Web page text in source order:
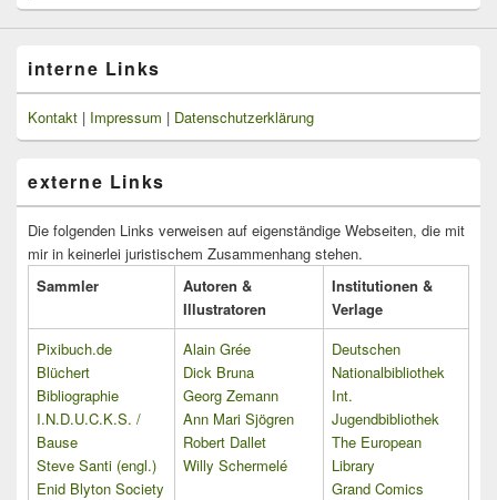
interne Links
Kontakt | Impressum | Datenschutzerklärung
externe Links
Die folgenden Links verweisen auf eigenständige Webseiten, die mit
mir in keinerlei juristischem Zusammenhang stehen.
Sammler
Autoren &
Illustratoren
Institutionen &
Verlage
Pixibuch.de
Blüchert
Bibliographie
I.N.D.U.C.K.S. /
Bause
Steve Santi (engl.)
Enid Blyton Society
Alain Grée
Dick Bruna
Georg Zemann
Ann Mari Sjögren
Robert Dallet
Willy Schermelé
Deutschen
Nationalbibliothek
Int.
Jugendbibliothek
The European
Library
Grand Comics